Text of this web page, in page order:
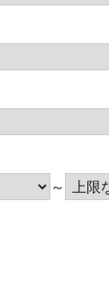
～